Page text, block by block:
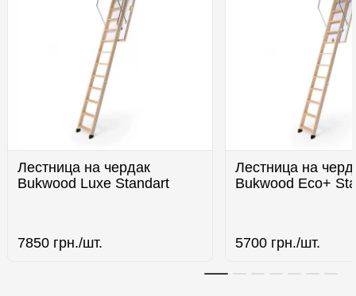
Лестница на чердак
Bukwood Luxe Standart
7850 грн./шт.
Лестница на
Bukwood Eco+
5700 грн./шт.